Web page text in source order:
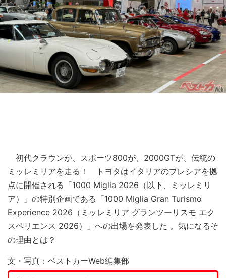
初代クラウンが、スポーツ800が、2000GTが、伝統の
ミッレミリアを走る！ トヨタはイタリアのブレシアを拠
点に開催される「1000 Miglia 2026（以下、ミッレミリ
ア）」の特別企画である「1000 Miglia Gran Turismo
Experience 2026（ミッレミリア グランツーリスモ エク
スペリエンス 2026）」への出場を発表した 。気になるそ
の理由とは？
文・写真：ベストカーWeb編集部